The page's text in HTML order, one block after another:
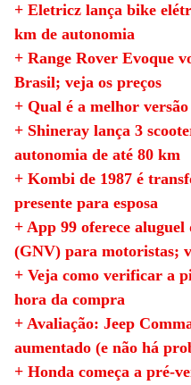
+ Eletricz lança bike
km de autonomia
+ Range Rover Evoque
Brasil; veja os preços
+ Qual é a melhor
+ Shineray lança 3
autonomia de até 80 km
+ Kombi de 1987 é
presente para esposa
+ App 99 oferece
(GNV) para motoristas;
+ Veja como verificar a
hora da compra
+ Avaliação: Jeep
aumentado (e não há
+ Honda começa a pré-